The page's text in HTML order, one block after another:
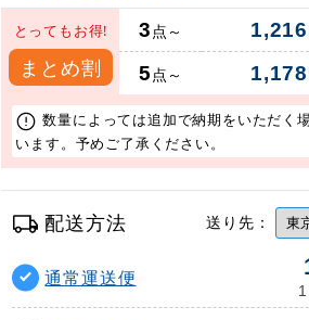
とってもお得!
まとめ割
3点～ 1,216
5点～ 1,178
数量によっては追加で納期をいただく
います。予めご了承ください。
配送方法 送り先：
通常運送便